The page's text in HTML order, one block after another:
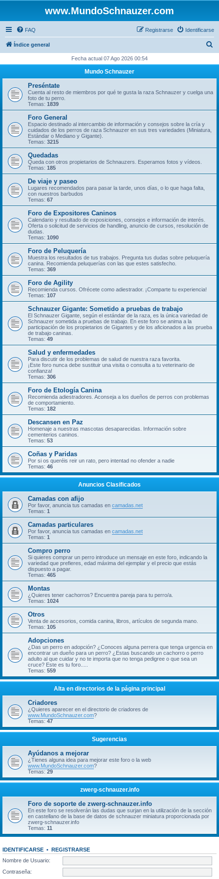
www.MundoSchnauzer.com
FAQ Identificarse
Registrarse
Índice general
c
Fecha actual 07 Ago 2026 00:54
Mundo Schnauzer
Preséntate
Cuenta al resto de miembros por qué te gusta la raza Schnauzer y cuelga una
foto de tu perro.
Temas: 1839
Foro General
Espacio destinado al intercambio de información y consejos sobre la cría y
cuidados de los perros de raza Schnauzer en sus tres variedades (Miniatura,
Estándar o Mediano y Gigante).
Temas: 3215
Quedadas
Queda con otros propietarios de Schnauzers. Esperamos fotos y vídeos.
Temas: 185
De viaje y paseo
Lugares recomendados para pasar la tarde, unos días, o lo que haga falta,
con nuestros barbudos
Temas: 67
Foro de Expositores Caninos
Calendario y resultado de exposiciones, consejos e información de interés.
Oferta o solicitud de servicios de handling, anuncio de cursos, resolución de
dudas.
Temas: 1090
Foro de Peluquería
Muestra los resultados de tus trabajos. Pregunta tus dudas sobre peluquería
canina. Recomienda peluquerías con las que estes satisfecho.
Temas: 369
Foro de Agility
Recomienda cursos. Ofrécete como adiestrador. ¡Comparte tu experiencia!
Temas: 107
Schnauzer Gigante: Sometido a pruebas de trabajo
El Schnauzer Gigante, según el estándar de la raza, es la única variedad de
Schnauzer sometida a pruebas de trabajo. En este foro se anima a la
participación de los propietarios de Gigantes y de los aficionados a las prueba
de trabajo caninas.
Temas: 49
Salud y enfermedades
Para discutir de los problemas de salud de nuestra raza favorita.
¡Este foro nunca debe sustituir una visita o consulta a tu veterinario de
confianza!
Temas: 306
Foro de Etología Canina
Recomienda adiestradores. Aconseja a los dueños de perros con problemas
de comportamiento.
Temas: 182
Descansen en Paz
Homenaje a nuestras mascotas desaparecidas. Información sobre
cementerios caninos.
Temas: 53
Coñas y Paridas
Por si os queréis reir un rato, pero intentad no ofender a nadie
Temas: 46
Anuncios Clasificados
Camadas con afijo
Por favor, anuncia tus camadas en camadas.net
Temas: 1
Camadas particulares
Por favor, anuncia tus camadas en camadas.net
Temas: 1
Compro perro
Si quieres comprar un perro introduce un mensaje en este foro, indicando la
variedad que prefieres, edad máxima del ejemplar y el precio que estás
dispuesto a pagar.
Temas: 465
Montas
¿Quieres tener cachorros? Encuentra pareja para tu perro/a.
Temas: 1024
Otros
Venta de accesorios, comida canina, libros, artículos de segunda mano.
Temas: 105
Adopciones
¿Das un perro en adopción? ¿Conoces alguna perrera que tenga urgencia en
encontrar un dueño para un perro? ¿Estas buscando un cachorro o perro
adulto al que cuidar y no te importa que no tenga pedigree o que sea un
cruce? Este es tu foro.....
Temas: 559
Alta en directorios de la página principal
Criadores
¿Quieres aparecer en el directorio de criadores de
www.MundoSchnauzer.com?
Temas: 47
Sugerencias
Ayúdanos a mejorar
¿Tienes alguna idea para mejorar este foro o la web
www.MundoSchnauzer.com?
Temas: 29
zwerg-schnauzer.info
Foro de soporte de zwerg-schnauzer.info
En este foro se resolverán las dudas que surjan en la utilización de la sección
en castellano de la base de datos de schnauzer miniatura proporcionada por
zwerg-schnauzer.info
Temas: 11
IDENTIFICARSE • REGISTRARSE
Nombre de Usuario:
Contraseña: